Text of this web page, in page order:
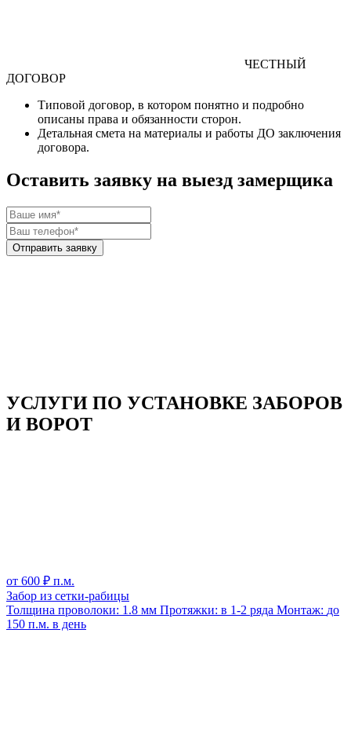
ЧЕСТНЫЙ
ДОГОВОР
Типовой договор, в котором понятно и подробно
описаны права и обязанности сторон.
Детальная смета на материалы и работы ДО заключения
договора.
Оставить заявку на выезд замерщика
УСЛУГИ ПО УСТАНОВКЕ ЗАБОРОВ
И ВОРОТ
от 600 ₽ п.м.
Забор из сетки-рабицы
Толщина проволоки: 1.8 мм Протяжки: в 1-2 ряда Монтаж: до
150 п.м. в день